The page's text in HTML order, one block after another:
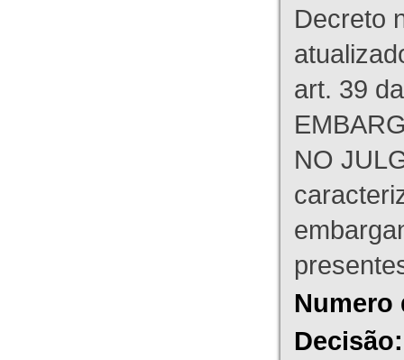
Decreto
art. 39
NO
Numero
Decisão: